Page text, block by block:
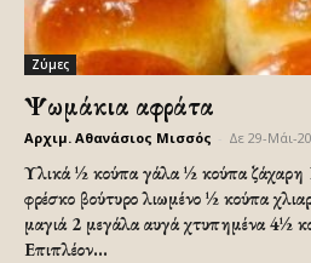
Ζύμες
Ψωμάκια αφράτα
Αρχιμ. Αθανάσιος Μισσός Δε 29-Μάι-
Υλικά ½ κούπα γάλα ½ κούπα ζάχαρη
φρέσκο βούτυρο λιωμένο ½ κούπα
μαγιά 2 μεγάλα αυγά χτυπημένα 4½
Επιπλέον...